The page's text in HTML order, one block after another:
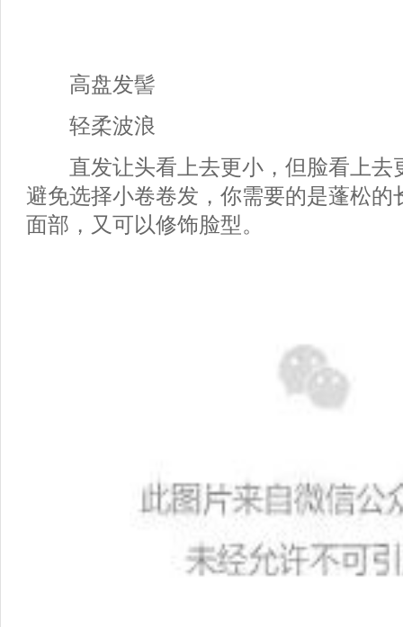
高盘发髻
轻柔波浪
直发让头看上去更小，但脸看上去
避免选择小卷卷发，你需要的是蓬松的
面部，又可以修饰脸型。